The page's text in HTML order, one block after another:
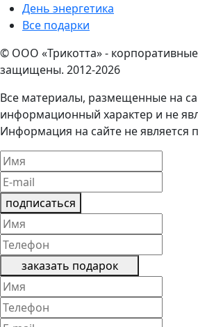
День энергетика
Все подарки
© ООО «Трикотта» -
защищены. 2012-2026
Все материалы, размещенные на
информационный характер и не
Информация на сайте не является
подписаться
заказать подарок